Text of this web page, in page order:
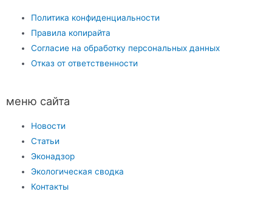
Политика конфиденциальности
Правила копирайта
Согласие на обработку персональных данных
Отказ от ответственности
меню сайта
Новости
Статьи
Эконадзор
Экологическая сводка
Контакты